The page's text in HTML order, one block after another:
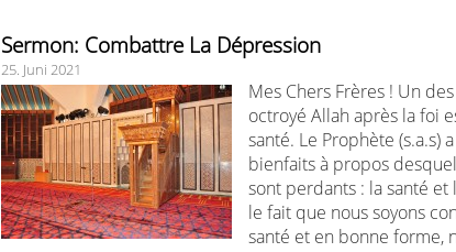
Sermon: Combattre La Dépression
25. Juni 2021
Mes Chers Frères ! Un
octroyé Allah après la foi
santé. Le Prophète (s.a.s)
bienfaits à propos
sont perdants : la santé
le fait que nous soyons
santé et en bonne forme,